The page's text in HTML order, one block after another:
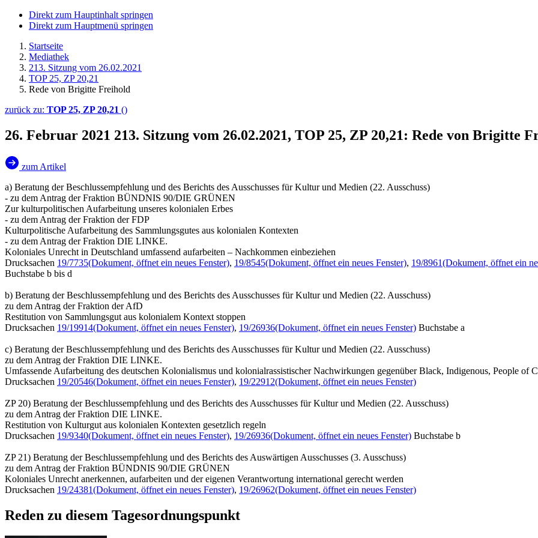
Direkt zum Hauptinhalt springen
Direkt zum Hauptmenü springen
Startseite
Mediathek
213. Sitzung vom 26.02.2021
TOP 25, ZP 20,21
Rede von Brigitte Freihold
zurück zu: TOP 25, ZP 20,21 ()
26. Februar 2021 213. Sitzung vom 26.02.2021, TOP 25, ZP 20,21: Rede von Brigitte
zum Artikel
a) Beratung der Beschlussempfehlung und des Berichts des Ausschusses für Kultur und Medien (22. Ausschuss)
- zu dem Antrag der Fraktion BÜNDNIS 90/DIE GRÜNEN
Zur kulturpolitischen Aufarbeitung unseres kolonialen Erbes
- zu dem Antrag der Fraktion der FDP
Kulturpolitische Aufarbeitung des Sammlungsgutes aus kolonialen Kontexten
- zu dem Antrag der Fraktion DIE LINKE.
Koloniales Unrecht in Deutschland umfassend aufarbeiten – Nachkommen einbeziehen
Drucksachen 19/7735(Dokument, öffnet ein neues Fenster), 19/8545(Dokument, öffnet ein neues Fenster), 19/8961(Dokument, öffnet ein
Buchstabe b bis d
b) Beratung der Beschlussempfehlung und des Berichts des Ausschusses für Kultur und Medien (22. Ausschuss)
zu dem Antrag der Fraktion der AfD
Restitution von Sammlungsgut aus kolonialem Kontext stoppen
Drucksachen 19/19914(Dokument, öffnet ein neues Fenster), 19/26936(Dokument, öffnet ein neues Fenster) Buchstabe a
c) Beratung der Beschlussempfehlung und des Berichts des Ausschusses für Kultur und Medien (22. Ausschuss)
zu dem Antrag der Fraktion DIE LINKE.
Umfassende Aufarbeitung des deutschen Kolonialismus und kolonialrassistischer Nachwirkungen gegenüber Black, Indigenous, People of
Drucksachen 19/20546(Dokument, öffnet ein neues Fenster), 19/22912(Dokument, öffnet ein neues Fenster)
ZP 20) Beratung der Beschlussempfehlung und des Berichts des Ausschusses für Kultur und Medien (22. Ausschuss)
zu dem Antrag der Fraktion DIE LINKE.
Restitution von Kulturgut aus kolonialen Kontexten gesetzlich regeln
Drucksachen 19/9340(Dokument, öffnet ein neues Fenster), 19/26936(Dokument, öffnet ein neues Fenster) Buchstabe b
ZP 21) Beratung der Beschlussempfehlung und des Berichts des Auswärtigen Ausschusses (3. Ausschuss)
zu dem Antrag der Fraktion BÜNDNIS 90/DIE GRÜNEN
Koloniales Unrecht anerkennen, aufarbeiten und der eigenen Verantwortung international gerecht werden
Drucksachen 19/24381(Dokument, öffnet ein neues Fenster), 19/26962(Dokument, öffnet ein neues Fenster)
Reden zu diesem Tagesordnungspunkt